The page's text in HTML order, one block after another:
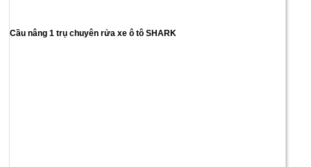
Cầu nâng 1 trụ chuyên rửa xe ô tô SHARK